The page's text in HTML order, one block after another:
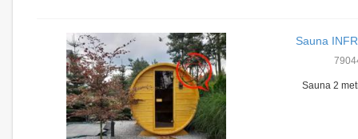
Sauna
Sauna 2